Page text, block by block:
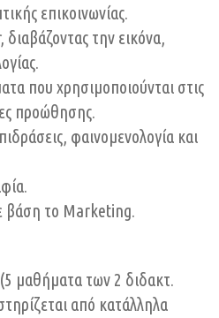
επικοινωνίας.
, διαβάζοντας την εικόνα,
που χρησιμοποιούνται στις
προώθησης.
φαινομενολογία και
βάση το Marketing.
(5 μαθήματα των 2 διδακτ.
από κατάλληλα